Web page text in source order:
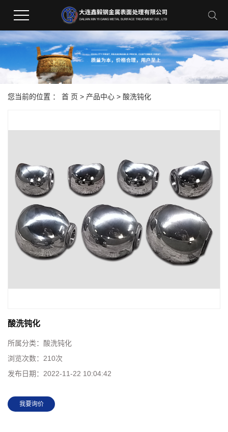
您当前的位置 ： 首 页 > 产品中心 > 酸洗钝化
酸洗钝化
所属分类： 酸洗钝化
浏览次数： 210次
发布日期： 2022-11-22 10:04:42
我要询价